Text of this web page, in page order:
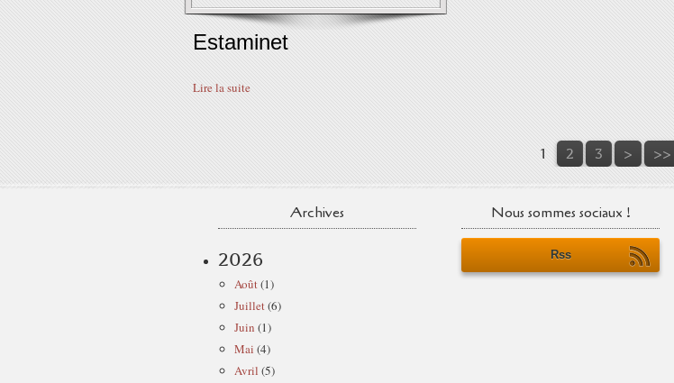
Estaminet
Lire la suite
1 2 3 > >>
Archives
2026
Août(1)
Juillet(6)
Juin (1)
Mai (4)
Avril (5)
Nous sommes sociaux !
Rss